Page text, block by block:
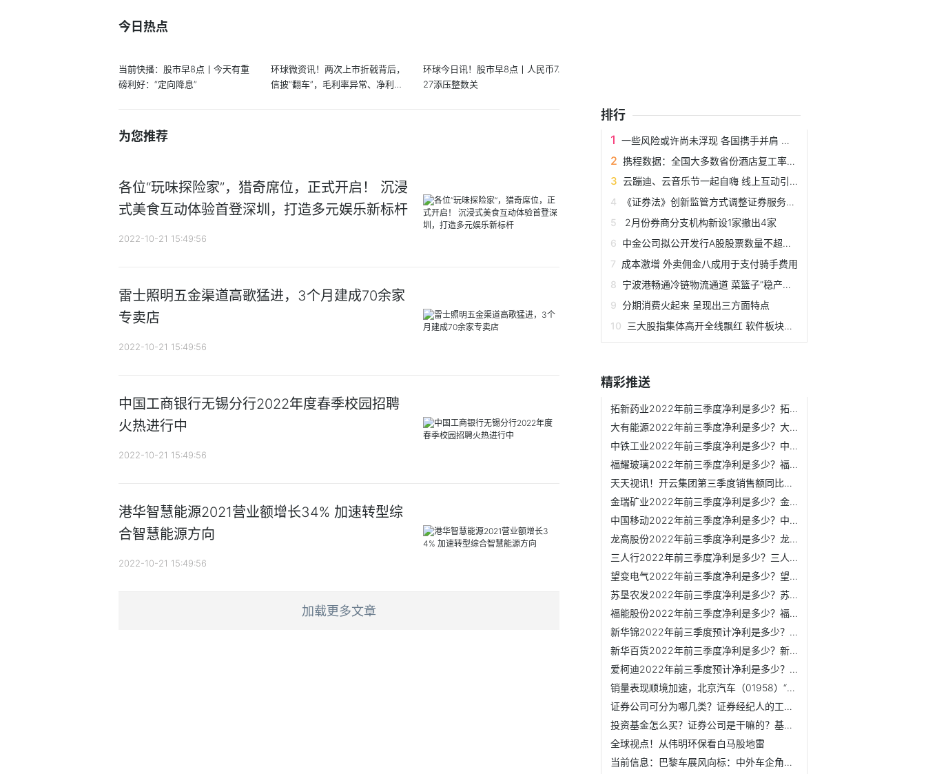
今日热点
当前快播：股市早8点丨今天有重
磅利好：“定向降息”
环球微资讯！两次上市折戟背后，
信披“翻车”，毛利率异常、净利
环球今日讯！股市早8点丨人民币7.
27添压整数关
为您推荐
各位“玩味探险家”，猎奇席位，正式开启！ 沉浸
式美食互动体验首登深圳，打造多元娱乐新标杆
2022-10-21 15:49:56
雷士照明五金渠道高歌猛进，3个月建成70余家
专卖店
2022-10-21 15:49:56
中国工商银行无锡分行2022年度春季校园招聘
火热进行中
2022-10-21 15:49:56
港华智慧能源2021营业额增长34% 加速转型综
合智慧能源方向
2022-10-21 15:49:56
加载更多文章
排行
一些风险或许尚未浮现 各国携手并肩 应对5G安全挑战
携程数据：全国大多数省份酒店复工率已达80%
云蹦迪、云音乐节一起自嗨 线上互动引来新思考
《证券法》创新监管方式调整证券服务业务
2月份券商分支机构新设1家撤出4家
中金公司拟公开发行A股股票数量不超过45858.9万股
成本激增 外卖佣金八成用于支付骑手费用
宁波港畅通冷链物流通道 菜篮子”稳产保供工
分期消费火起来 呈现出三方面特点
三大股指集体高开全线飘红 软件板块表现抢眼
精彩推送
拓新药业2022年前三季度净利是多少？拓新药业主营业务是什么？
大有能源2022年前三季度净利是多少？大有能源主营业务是什么？
中铁工业2022年前三季度净利是多少？中铁工业主营业务是什么？
福耀玻璃2022年前三季度净利是多少？福耀玻璃主营业务是什么？
天天视讯！开云集团第三季度销售额同比增长14%，古驰落后于整...
金瑞矿业2022年前三季度净利是多少？金瑞矿业主营业务是什么？
中国移动2022年前三季度净利是多少？中国移动主营业务是什么？
龙高股份2022年前三季度净利是多少？龙高股份主营业务是什么？
三人行2022年前三季度净利是多少？三人行主营业务是什么？
望变电气2022年前三季度净利是多少？望变电气主营业务是什么？
苏垦农发2022年前三季度净利是多少？苏垦农发主营业务是什么？
福能股份2022年前三季度净利是多少？福能股份主营业务是什么？
新华锦2022年前三季度预计净利是多少？新华锦主营业务是什么？
新华百货2022年前三季度净利是多少？新华百货主营业务是什么？
爱柯迪2022年前三季度预计净利是多少？爱柯迪主营业务是什么？
销量表现顺境加速，北京汽车（01958）“捞底”机会已现
证券公司可分为哪几类？证券经纪人的工作内容是什么？
投资基金怎么买？证券公司是干嘛的？基金的基本知识
全球视点！从伟明环保看白马股地雷
当前信息：巴黎车展风向标：中外车企角色加速互换